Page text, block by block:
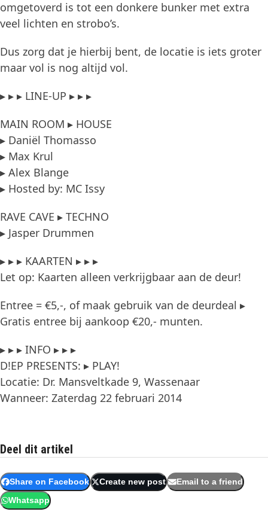
omgetoverd is tot een donkere bunker met extra
veel lichten en strobo’s.
Dus zorg dat je hierbij bent, de locatie is iets groter
maar vol is nog altijd vol.
▸ ▸ ▸ LINE-UP ▸ ▸ ▸
MAIN ROOM ▸ HOUSE
▸ Daniël Thomasso
▸ Max Krul
▸ Alex Blange
▸ Hosted by: MC Issy
RAVE CAVE ▸ TECHNO
▸ Jasper Drummen
▸ ▸ ▸ KAARTEN ▸ ▸ ▸
Let op: Kaarten alleen verkrijgbaar aan de deur!
Entree = €5,-, of maak gebruik van de deurdeal ▸
Gratis entree bij aankoop €20,- munten.
▸ ▸ ▸ INFO ▸ ▸ ▸
D!EP PRESENTS: ▸ PLAY!
Locatie: Dr. Mansveltkade 9, Wassenaar
Wanneer: Zaterdag 22 februari 2014
Deel dit artikel
Share on Facebook Create new post Email to a friend
Whatsapp